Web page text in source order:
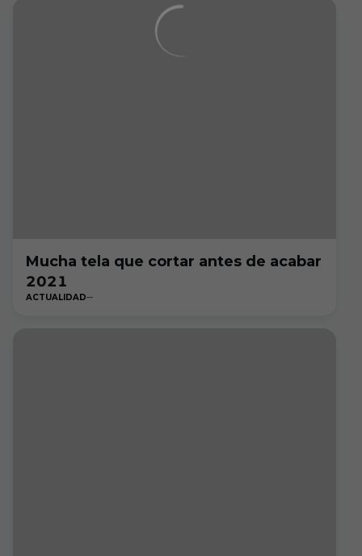
Mucha tela que cortar antes de acabar
2021
ACTUALIDAD